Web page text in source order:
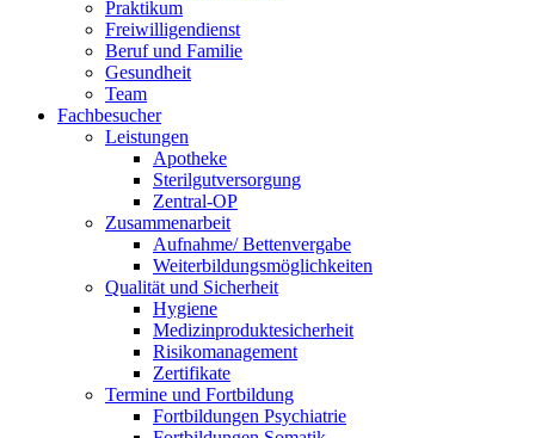
Praktikum
Freiwilligendienst
Beruf und Familie
Gesundheit
Team
Fachbesucher
Leistungen
Apotheke
Sterilgutversorgung
Zentral-OP
Zusammenarbeit
Aufnahme/ Bettenvergabe
Weiterbildungsmöglichkeiten
Qualität und Sicherheit
Hygiene
Medizinproduktesicherheit
Risikomanagement
Zertifikate
Termine und Fortbildung
Fortbildungen Psychiatrie